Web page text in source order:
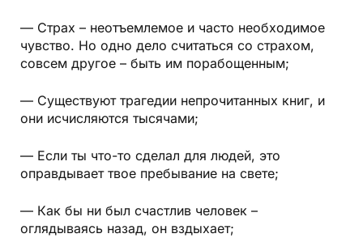
— Страх – неотъемлемое и часто необходимое
чувство. Но одно дело считаться со страхом,
совсем другое – быть им порабощенным;
— Существуют трагедии непрочитанных книг, и
они исчисляются тысячами;
— Если ты что-то сделал для людей, это
оправдывает твое пребывание на свете;
— Как бы ни был счастлив человек –
оглядываясь назад, он вздыхает;